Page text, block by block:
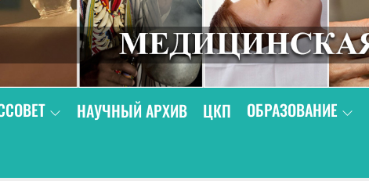
НАУЧНЫЙ АРХИВ ЦКП ОБРАЗОВАНИЕ